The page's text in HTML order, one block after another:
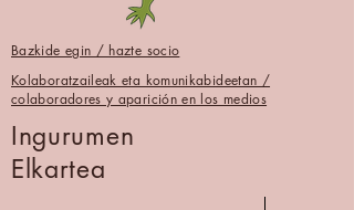
Ingurumen
Elkartea
Bazkide egin / hazte socio
Kolaboratzaileak eta komunikabideetan /
colaboradores y aparición en los medios